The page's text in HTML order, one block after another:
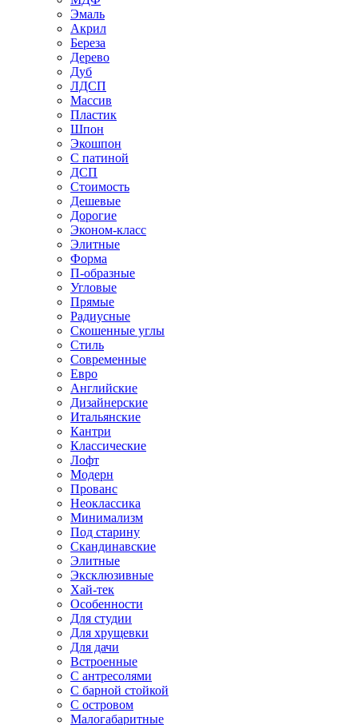
Эмаль
Акрил
Береза
Дерево
Дуб
ЛДСП
Массив
Пластик
Шпон
Экошпон
С патиной
ДСП
Стоимость
Дешевые
Дорогие
Эконом-класс
Элитные
Форма
П-образные
Угловые
Прямые
Радиусные
Скошенные углы
Стиль
Современные
Евро
Английские
Дизайнерские
Итальянские
Кантри
Классические
Лофт
Модерн
Прованс
Неоклассика
Минимализм
Под старину
Скандинавские
Элитные
Эксклюзивные
Хай-тек
Особенности
Для студии
Для хрущевки
Для дачи
Встроенные
С антресолями
С барной стойкой
С островом
Малогабаритные